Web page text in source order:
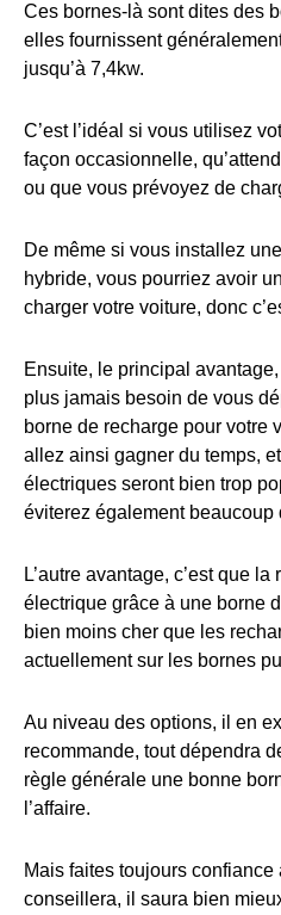
Ces bornes-là sont dites des
elles fournissent
jusqu’à 7,4kw.
C’est l’idéal si vous utilisez
façon occasionnelle,
ou que vous prévoyez de
De même si vous installez
hybride, vous pourriez avoir
charger votre voiture, donc
Ensuite, le principal avantage,
plus jamais besoin de vous
borne de recharge pour votre
allez ainsi gagner du temps,
électriques seront bien trop
éviterez également beaucoup
L’autre avantage, c’est que
électrique grâce à une borne
bien moins cher que les
actuellement sur les bornes
Au niveau des options, il en
recommande, tout dépendra
règle générale une bonne
l’affaire.
Mais faites toujours
conseillera, il saura bien